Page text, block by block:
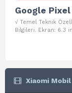
Google
√ Temel Teknik
Bilgileri. Ekran: 6.3
Xiaomi